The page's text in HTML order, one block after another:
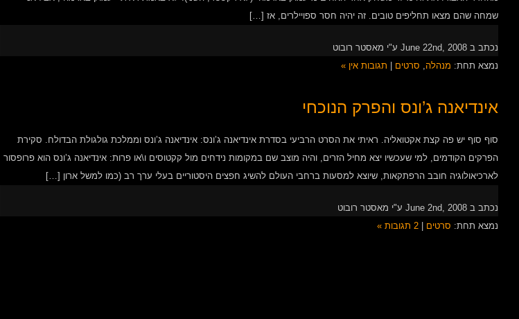
שמחה שהם מצאו תחליפים טובים. זה יהיה חסר ספויילרים, אז […]
נכתב ב June 22nd, 2008 ע"י מאסטר רובוט
נמצא תחת: מנהלה, סרטים תגובות אין »
אינדיאנה ג’ונס והפרק הנוכחי
סוף סוף יש פה קצת אקטואליה. ראיתי את הסרט הרביעי בסדרת אינדיאנה ג’ונס: אינדיאנה ג’ונס וממלכת גולגולת הבדולח. סקירת
הפרקים הקודמים, למי שעכשיו יצא מחיל הזרים, והיה מוצב שם במקומות נידחים מול קקטוסים ו\או פרות: אינדיאנה ג’ונס הוא פרופסור
לארכיאולוגיה חובב הרפתקאות, שיוצא למסעות ברחבי העולם להשיג חפצים היסטוריים בעלי ערך רב (כמו למשל ארון […]
נכתב ב June 2nd, 2008 ע"י מאסטר רובוט
נמצא תחת: סרטים 2 תגובות »